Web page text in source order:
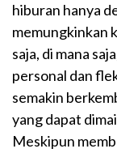
hiburan hanya
memungkinkan
saja, di mana
personal dan
semakin
yang dapat
Meskipun